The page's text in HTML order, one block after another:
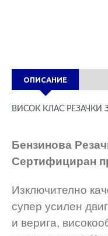
ОПИСАНИЕ
ВИСОК КЛАС РЕЗАЧКИ
Бензинова
Сертифициран
Изключително
супер усилен
и верига,